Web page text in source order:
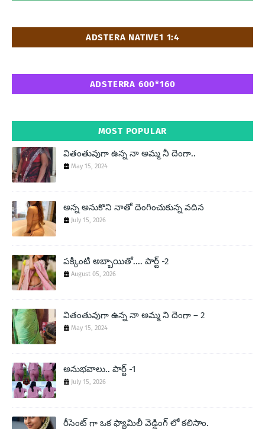
ADSTERA NATIVE1 1:4
ADSTERRA 600*160
MOST POPULAR
వితంతువుగా ఉన్న నా అమ్మ నీ దెంగా..
May 15, 2024
అన్న అనుకొని నాతో దెంగించుకున్న వదిన
July 15, 2026
పక్కింటి అబ్బాయితో.... పార్ట్ -2
August 05, 2026
వితంతువుగా ఉన్న నా అమ్మ ని దెంగా – 2
May 15, 2024
అనుభవాలు.. పార్ట్ -1
July 15, 2026
రీసెంట్ గా ఒక ఫ్యామిలీ వెడ్డింగ్ లో కలిసాం.